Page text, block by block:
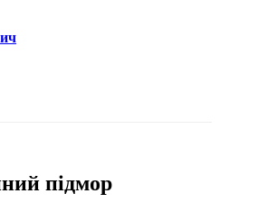
підмор